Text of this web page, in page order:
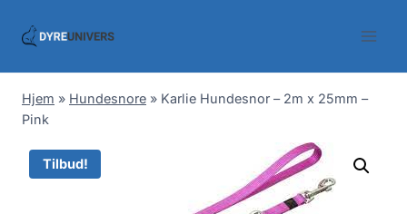
Hjem » Hundesnore » Karlie Hundesnor – 2m x 25mm –
Pink
Tilbud!